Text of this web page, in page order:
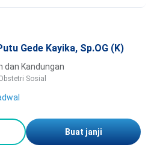
Gede Kayika, Sp.OG (K)
dan Kandungan
Sosial
Buat janji